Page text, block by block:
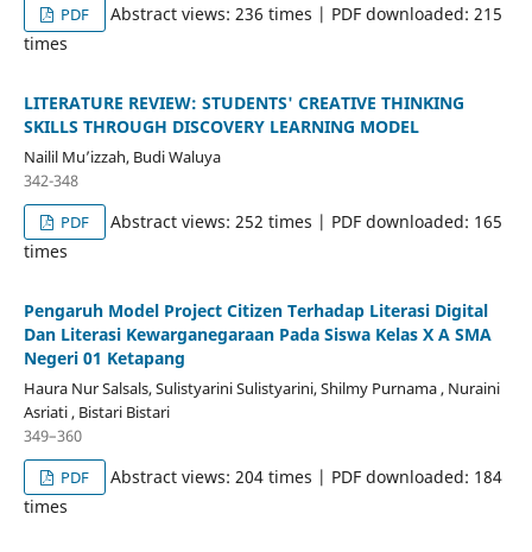
PDF
Abstract views: 236 times | PDF downloaded: 215
times
LITERATURE REVIEW: STUDENTS' CREATIVE THINKING
SKILLS THROUGH DISCOVERY LEARNING MODEL
Nailil Mu’izzah, Budi Waluya
342-348
PDF
Abstract views: 252 times | PDF downloaded: 165
times
Pengaruh Model Project Citizen Terhadap Literasi Digital
Dan Literasi Kewarganegaraan Pada Siswa Kelas X A SMA
Negeri 01 Ketapang
Haura Nur Salsals, Sulistyarini Sulistyarini, Shilmy Purnama , Nuraini
Asriati , Bistari Bistari
349–360
PDF
Abstract views: 204 times | PDF downloaded: 184
times